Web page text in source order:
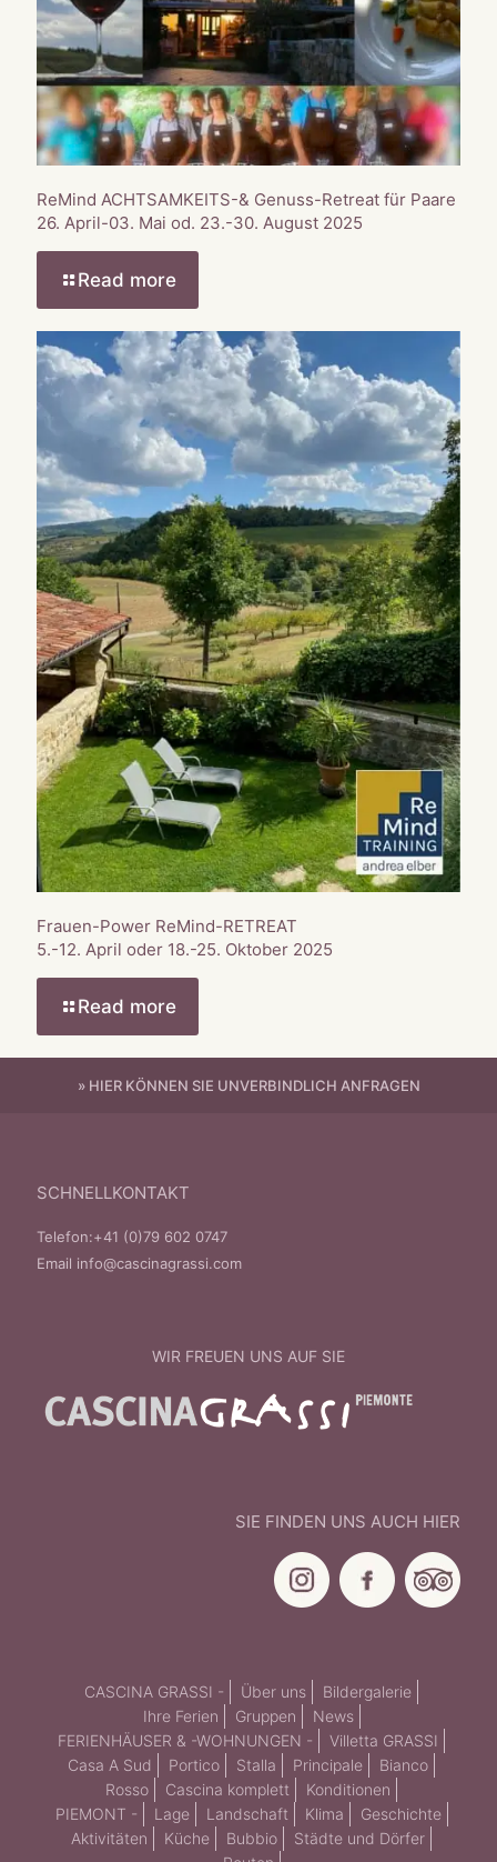
ReMind ACHTSAMKEITS-& Genuss-Retreat für Paare
26. April-03. Mai od. 23.-30. August 2025
Read more
Frauen-Power ReMind-RETREAT
5.-12. April oder 18.-25. Oktober 2025
Read more
» HIER KÖNNEN SIE UNVERBINDLICH ANFRAGEN
SCHNELLKONTAKT
Telefon:+41 (0)79 602 0747
Email info@cascinagrassi.com
WIR FREUEN UNS AUF SIE
SIE FINDEN UNS AUCH HIER
CASCINA GRASSI - Über uns
Bildergalerie
Ihre Ferien
Gruppen
News
FERIENHÄUSER & -WOHNUNGEN -
Villetta GRASSI
Casa A Sud
Portico Stalla Principale
Bianco
Rosso
Cascina komplett
Konditionen
PIEMONT -
Lage Landschaft Klima
Geschichte
Aktivitäten
Küche Bubbio
Städte und Dörfer